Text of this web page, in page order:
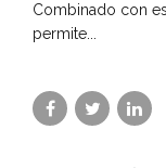
Combinado con
permite...